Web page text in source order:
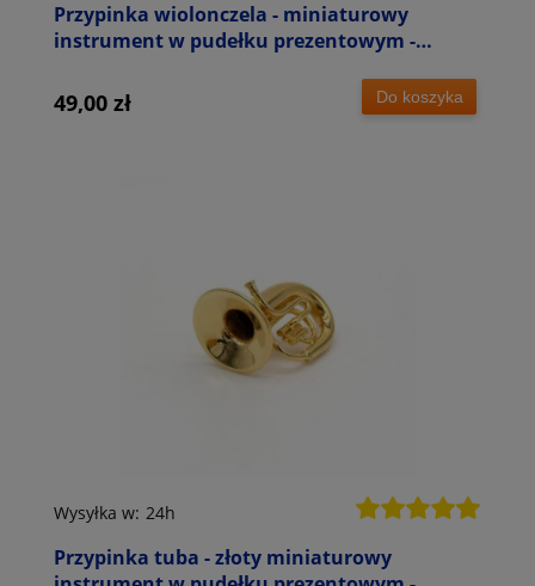
Przypinka wiolonczela - miniaturowy
instrument w pudełku prezentowym -
49,00 zł Do koszyka
Przypinka tuba - złoty miniaturowy
Wysyłka w: 24h